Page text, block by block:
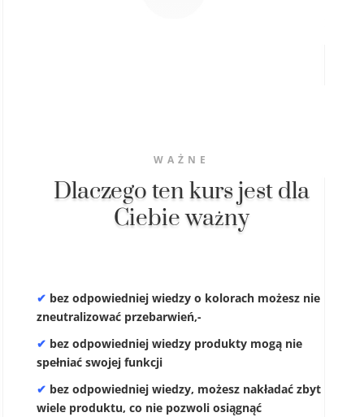
WAŻNE
Dlaczego ten kurs jest dla
Ciebie ważny
✔ bez odpowiedniej wiedzy o kolorach możesz nie
zneutralizować przebarwień,-
✔ bez odpowiedniej wiedzy produkty mogą nie
spełniać swojej funkcji
✔ bez odpowiedniej wiedzy, możesz nakładać zbyt
wiele produktu, co nie pozwoli osiągnąć